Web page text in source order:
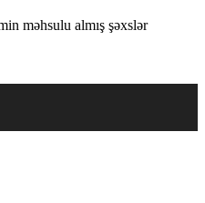
məhsulu almış şəxslər